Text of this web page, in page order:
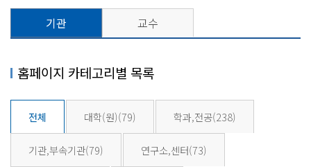
기관 교수
홈페이지 카테고리별 목록
전체 대학(원)(79) 학과,전공(238)
기관,부속기관(79) 연구소,센터(73)